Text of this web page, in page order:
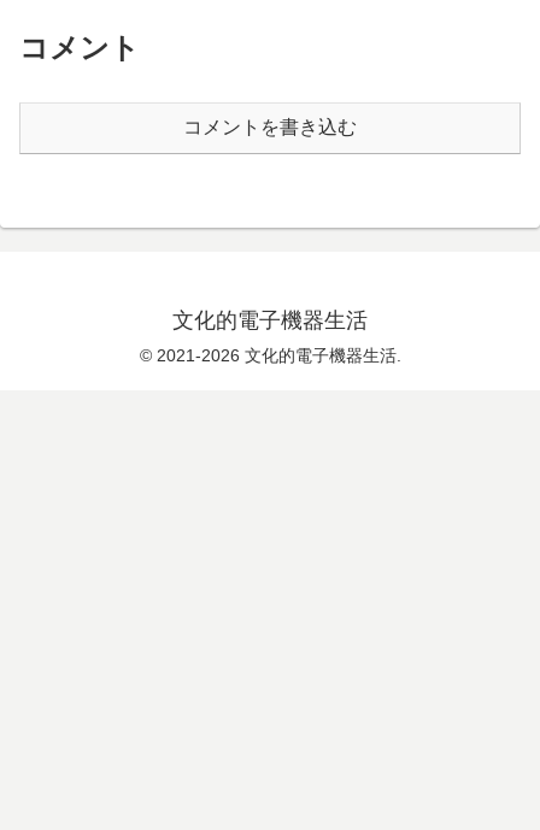
コメント
コメントを書き込む
文化的電子機器生活
© 2021-2026 文化的電子機器生活.